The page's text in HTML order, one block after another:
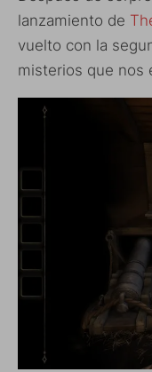
lanzamiento de
vuelto con la
misterios que nos